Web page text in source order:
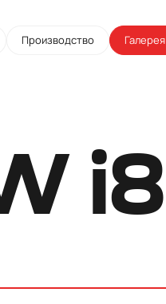
Производство Галерея
i8